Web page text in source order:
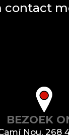
contact
BEZOEK
Nou, 268